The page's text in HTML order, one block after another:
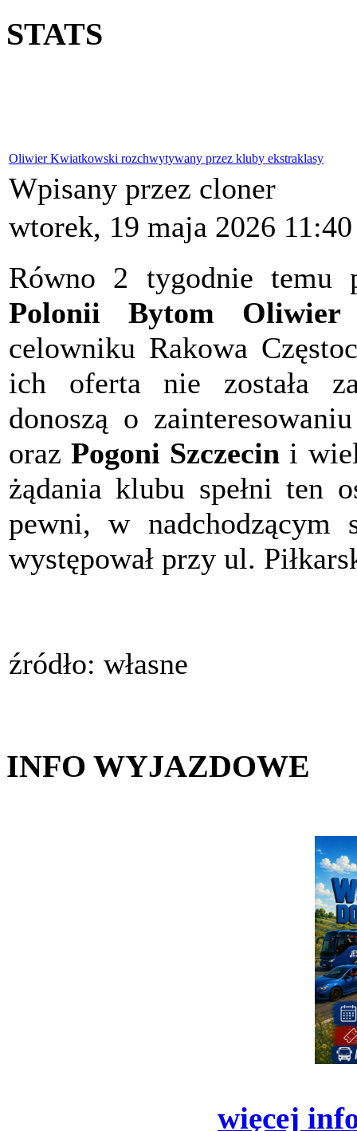
STATS
Oliwier Kwiatkowski rozchwytywany przez kluby ekstraklasy
Wpisany przez cloner
wtorek, 19 maja 2026 11:40
Równo 2 tygodnie temu
Polonii Bytom Oliwier
celowniku Rakowa
ich oferta nie została
donoszą o
orazPogoni Szczecin i
żądania klubu spełni ten
pewni, w nadchodzącym
występował przy ul.
źródło: własne
INFO WYJAZDOWE
więcej